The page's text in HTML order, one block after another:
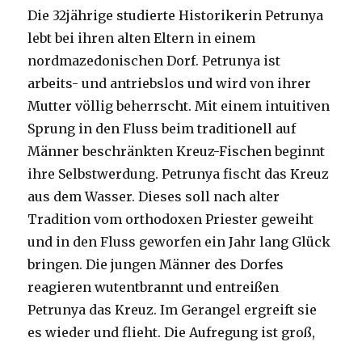
Die 32jährige studierte Historikerin Petrunya
lebt bei ihren alten Eltern in einem
nordmazedonischen Dorf. Petrunya ist
arbeits- und antriebslos und wird von ihrer
Mutter völlig beherrscht. Mit einem intuitiven
Sprung in den Fluss beim traditionell auf
Männer beschränkten Kreuz-Fischen beginnt
ihre Selbstwerdung. Petrunya fischt das Kreuz
aus dem Wasser. Dieses soll nach alter
Tradition vom orthodoxen Priester geweiht
und in den Fluss geworfen ein Jahr lang Glück
bringen. Die jungen Männer des Dorfes
reagieren wutentbrannt und entreißen
Petrunya das Kreuz. Im Gerangel ergreift sie
es wieder und flieht. Die Aufregung ist groß,